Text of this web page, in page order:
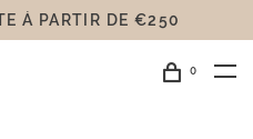
Á PARTIR DE €250
0